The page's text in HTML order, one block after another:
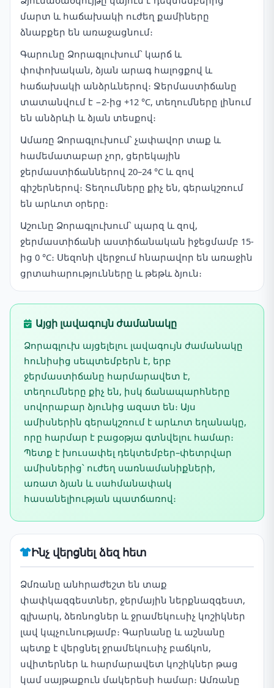
մարտ և հաճախակի ուժեղ քամիները
ձնաբքեր են առաջացնում։
Գարունը Ձորագլուխում՝ կարճ և
փոփոխական, ձյան արագ հալոցքով և
հաճախակի անձրևներով։ Ջերմաստիճանը
տատանվում է −2-ից +12 °C, տեղումները լինում
են անձրևի և ձյան տեսքով։
Ամառը Ձորագլուխում՝ չափավոր տաք և
համեմատաբար չոր, ցերեկային
ջերմաստիճաններով 20–24 °C և զով
գիշերներով։ Տեղումները քիչ են, գերակշռում
են արևոտ օրերը։
Աշունը Ձորագլուխում՝ պարզ և զով,
ջերմաստիճանի աստիճանական իջեցմամբ 15-
ից 0 °C։ Սեզոնի վերջում հնարավոր են առաջին
ցրտահարությունները և թեթև ձյուն։
Այցի լավագույն ժամանակը
Ձորագլուխ այցելելու լավագույն ժամանակը
հունիսից սեպտեմբերն է, երբ
ջերմաստիճանը հարմարավետ է,
տեղումները քիչ են, իսկ ճանապարհները
սովորաբար ձյունից ազատ են։ Այս
ամիսներին գերակշռում է արևոտ եղանակը,
որը հարմար է բացօթյա գտնվելու համար։
Պետք է խուսափել դեկտեմբեր–փետրվար
ամիսներից՝ ուժեղ սառնամանիքների,
առատ ձյան և սահմանափակ
հասանելիության պատճառով։
Ինչ վերցնել ձեզ հետ
Ձմռանը անհրաժեշտ են տաք
փափկազգեստներ, ջերմային ներքնազգեստ,
գլխարկ, ձեռնոցներ և ջրամեկուսիչ կոշիկներ
լավ կպչունությամբ։ Գարնանը և աշնանը
պետք է վերցնել ջրամեկուսիչ բաճկոն,
սվիտերներ և հարմարավետ կոշիկներ թաց
կամ սայթաքուն մակերեսի համար։ Ամռանը